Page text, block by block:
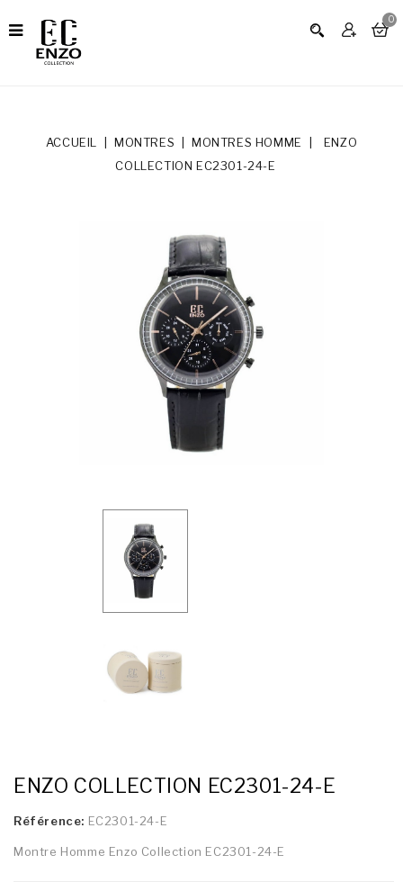
0
ACCUEIL MONTRES MONTRES HOMME
ENZO
COLLECTION EC2301-24-E
ENZO COLLECTION EC2301-24-E
Référence: EC2301-24-E
Montre Homme Enzo Collection EC2301-24-E